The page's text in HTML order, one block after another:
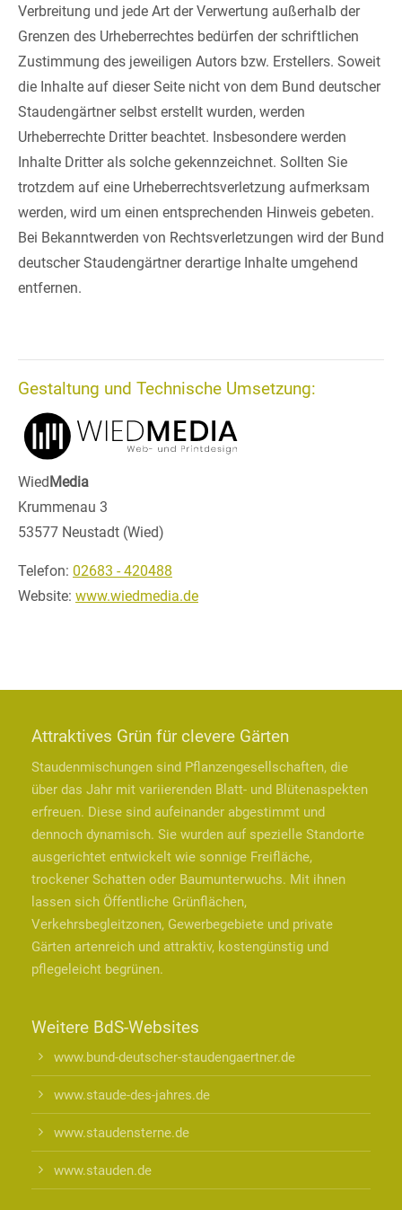
Verbreitung und jede Art der Verwertung außerhalb der
Grenzen des Urheberrechtes bedürfen der schriftlichen
Zustimmung des jeweiligen Autors bzw. Erstellers. Soweit
die Inhalte auf dieser Seite nicht von dem Bund deutscher
Staudengärtner selbst erstellt wurden, werden
Urheberrechte Dritter beachtet. Insbesondere werden
Inhalte Dritter als solche gekennzeichnet. Sollten Sie
trotzdem auf eine Urheberrechtsverletzung aufmerksam
werden, wird um einen entsprechenden Hinweis gebeten.
Bei Bekanntwerden von Rechtsverletzungen wird der Bund
deutscher Staudengärtner derartige Inhalte umgehend
entfernen.
Gestaltung und Technische Umsetzung:
WiedMedia
Krummenau 3
53577 Neustadt (Wied)
Telefon: 02683 - 420488
Website: www.wiedmedia.de
Attraktives Grün für clevere Gärten
Staudenmischungen sind Pflanzengesellschaften, die
über das Jahr mit variierenden Blatt- und Blütenaspekten
erfreuen. Diese sind aufeinander abgestimmt und
dennoch dynamisch. Sie wurden auf spezielle Standorte
ausgerichtet entwickelt wie sonnige Freifläche,
trockener Schatten oder Baumunterwuchs. Mit ihnen
lassen sich Öffentliche Grünflächen,
Verkehrsbegleitzonen, Gewerbegebiete und private
Gärten artenreich und attraktiv, kostengünstig und
pflegeleicht begrünen.
Weitere BdS-Websites
www.bund-deutscher-staudengaertner.de
www.staude-des-jahres.de
www.staudensterne.de
www.stauden.de